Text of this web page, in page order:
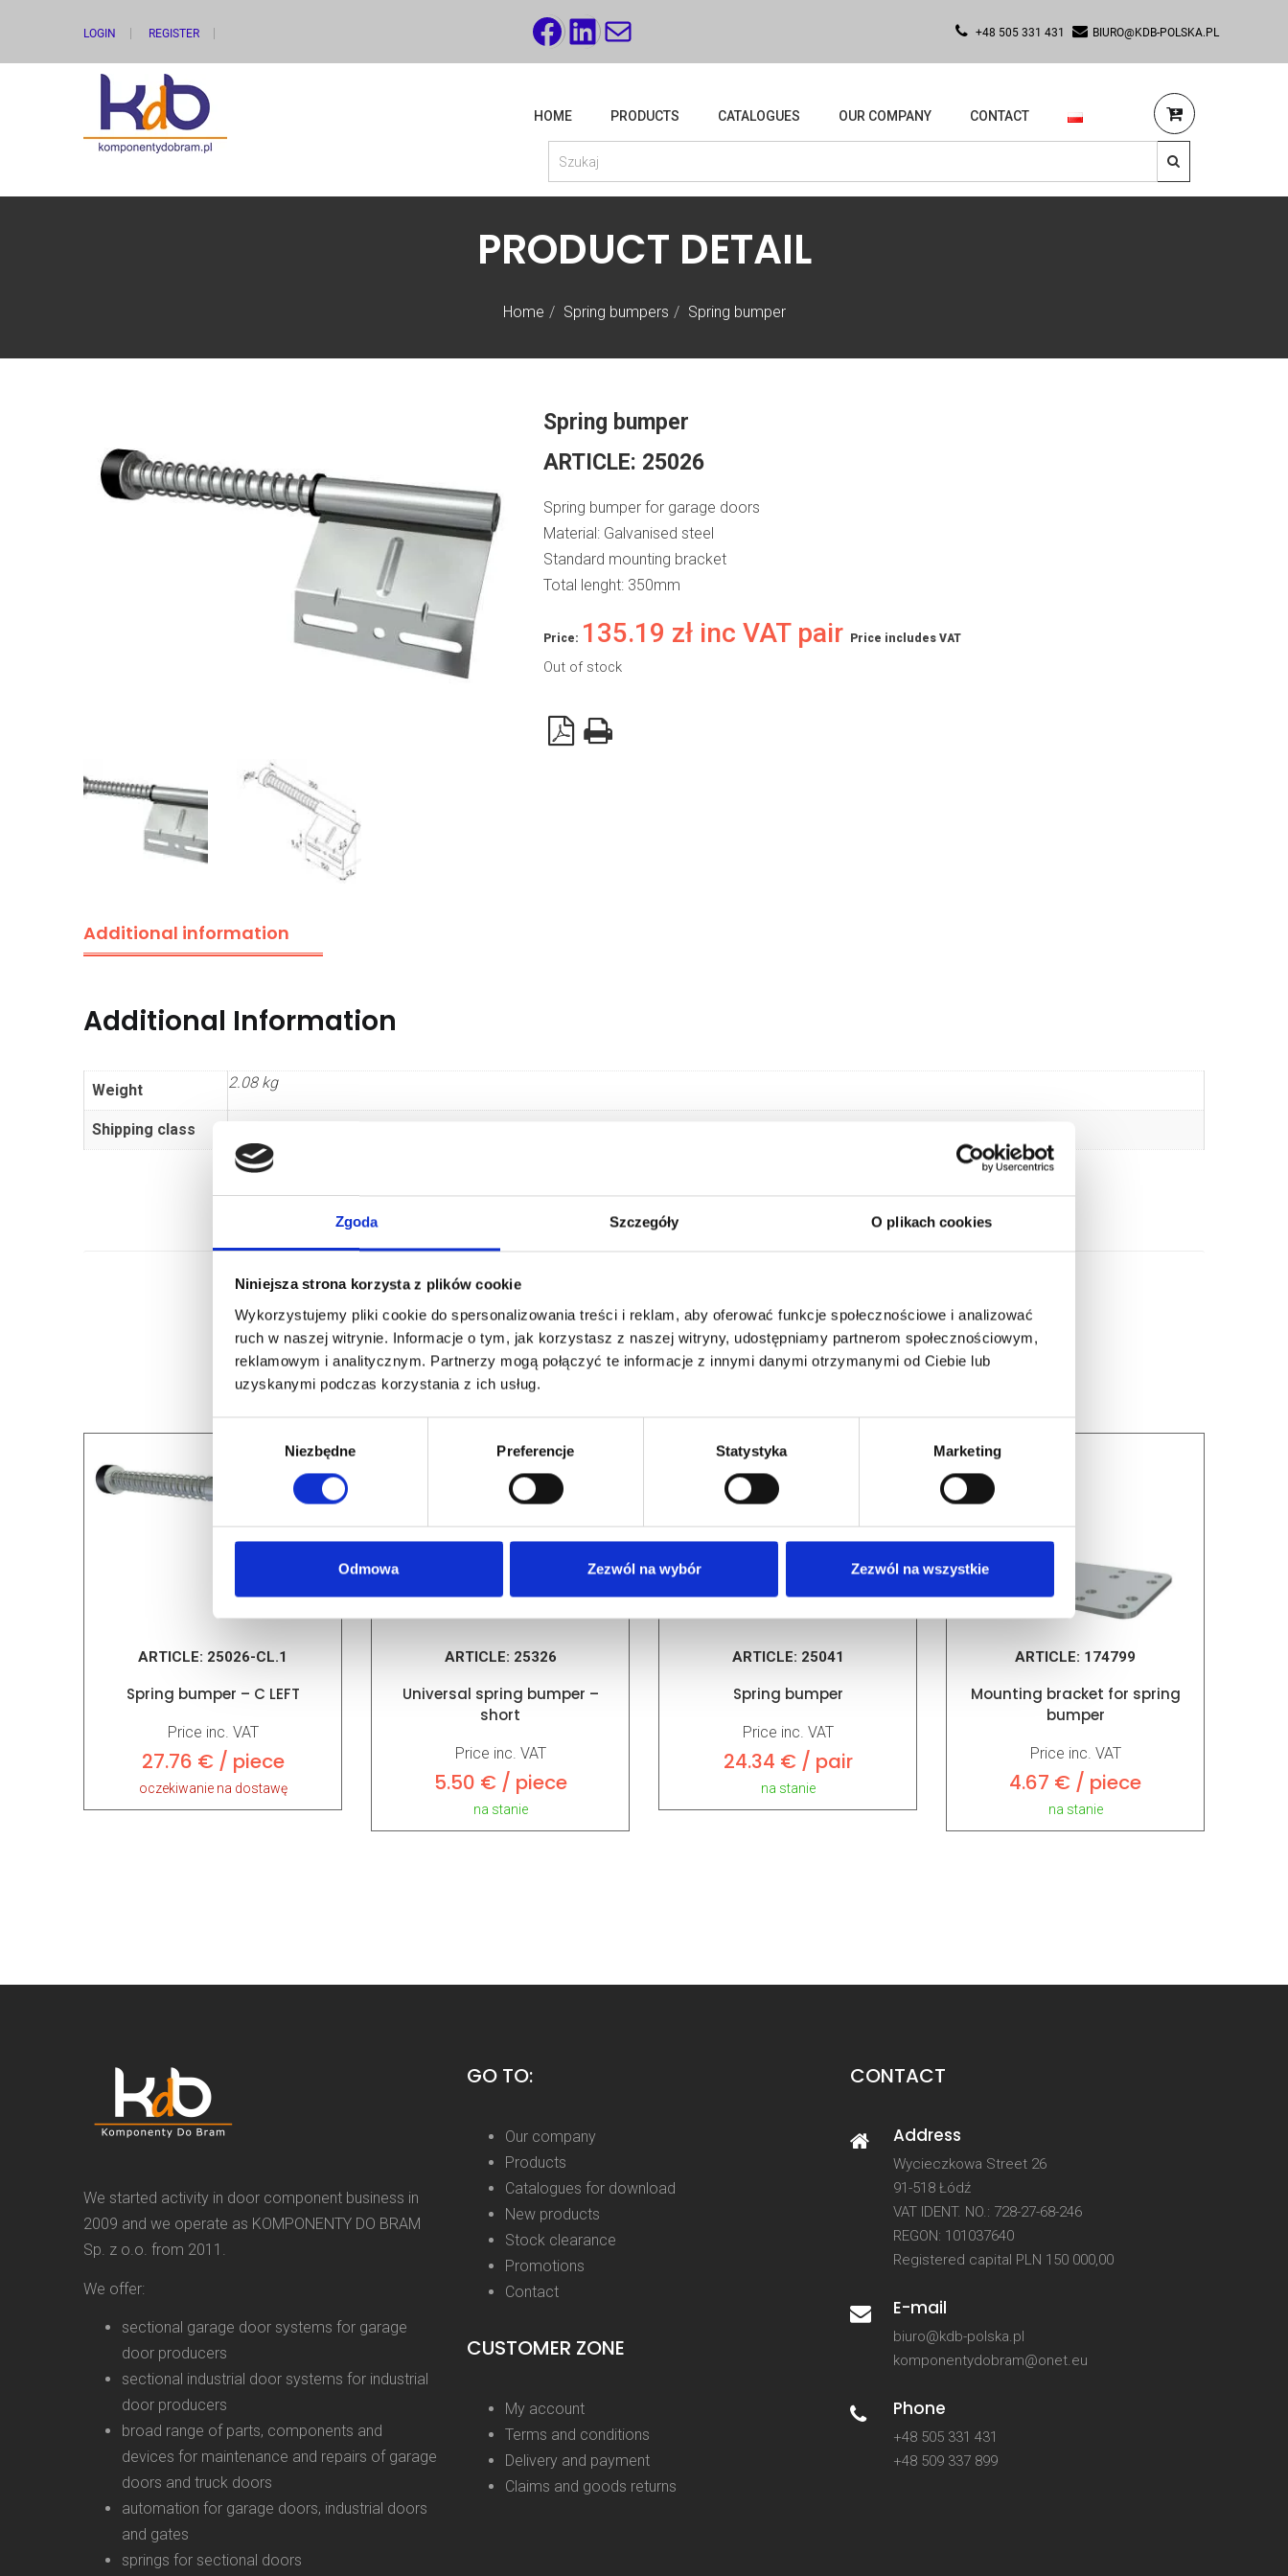
Zgoda Szczegóły O plikach cookies
Niniejsza strona korzysta z plików cookie
Wykorzystujemy pliki cookie do spersonalizowania treści i reklam, aby oferować funkcje społecznościowe i analizować
ruch w naszej witrynie. Informacje o tym, jak korzystasz z naszej witryny, udostępniamy partnerom społecznościowym,
reklamowym i analitycznym. Partnerzy mogą połączyć te informacje z innymi danymi otrzymanymi od Ciebie lub
uzyskanymi podczas korzystania z ich usług.
Niezbędne Preferencje Statystyka Marketing
Odmowa Zezwól na wybór Zezwól na wszystkie
LOGIN REGISTER FACEBOOK
LINKEDIN
MAIL +48 505 331 431 BIURO@KDB-POLSKA.PL
HOME PRODUCTS CATALOGUES OUR COMPANY CONTACT
Home Spring bumpers Spring bumper
PRODUCT DETAIL
Spring bumper
ARTICLE: 25026
Spring bumper for garage doors
Material: Galvanised steel
Standard mounting bracket
Total lenght: 350mm
Price: 135.19 zł inc VAT pair Price includes VAT
Out of stock
Additional information
Additional Information
Weight 2.08 kg
Shipping class
RELATED PRODUCTS
ARTICLE: 25026-CL.1
Spring bumper – C LEFT
Price inc. VAT
27.76 € / piece
oczekiwanie na dostawę
ARTICLE: 25326
Universal spring bumper –
short
Price inc. VAT
5.50 € / piece
na stanie
ARTICLE: 25041
Spring bumper
Price inc. VAT
24.34 € / pair
na stanie
ARTICLE: 174799
Mounting bracket for spring
bumper
Price inc. VAT
4.67 € / piece
na stanie
We started activity in door component business in
2009 and we operate as KOMPONENTY DO BRAM
Sp. z o.o. from 2011.
We offer:
sectional garage door systems for garage
door producers
sectional industrial door systems for industrial
door producers
broad range of parts, components and
devices for maintenance and repairs of garage
doors and truck doors
automation for garage doors, industrial doors
and gates
springs for sectional doors
GO TO:
Our company
Products
Catalogues for download
New products
Stock clearance
Promotions
Contact
CUSTOMER ZONE
My account
Terms and conditions
Delivery and payment
Claims and goods returns
CONTACT
Address
Wycieczkowa Street 26
91-518 Łódź
VAT IDENT. NO.: 728-27-68-246
REGON: 101037640
Registered capital PLN 150 000,00
E-mail
biuro@kdb-polska.pl
komponentydobram@onet.eu
Phone
+48 505 331 431
+48 509 337 899